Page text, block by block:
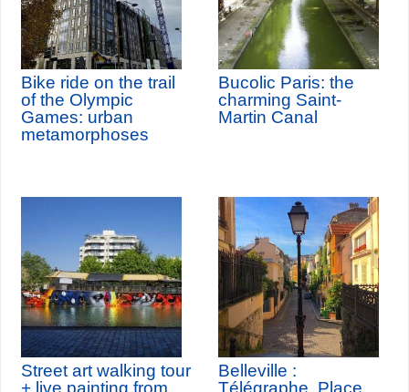
Bike ride on the trail
of the Olympic
Games: urban
metamorphoses
Bucolic Paris: the
charming Saint-
Martin Canal
Street art walking tour
Belleville :